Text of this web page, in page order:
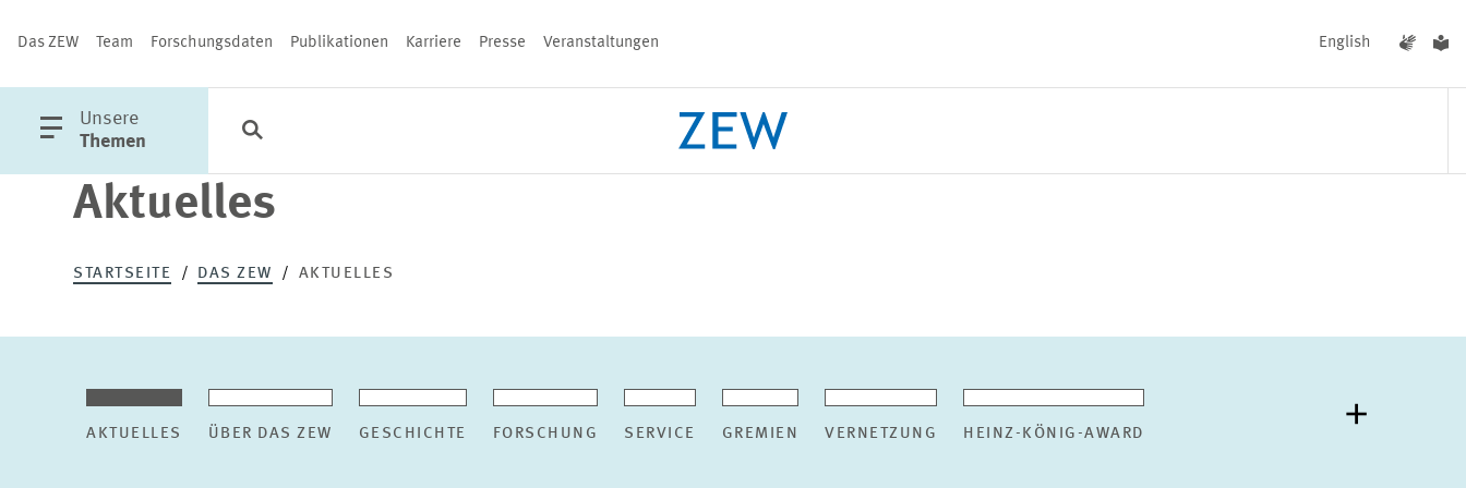
Das ZEW Team Forschungsdaten Publikationen Karriere Presse Veranstaltungen English
öffne
Hauptmenü
Unsere
Themen
Kategorien
Schließen
Aktuelles
STARTSEITE DAS ZEW AKTUELLES
AKTUELLES ÜBER DAS ZEW GESCHICHTE FORSCHUNG SERVICE GREMIEN VERNETZUNG HEINZ-KÖNIG-AWARD